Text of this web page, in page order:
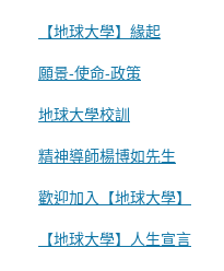
【地球大學】緣起
願景-使命-政策
地球大學校訓
精神導師楊博如先生
歡迎加入【地球大學】
【地球大學】人生宣言